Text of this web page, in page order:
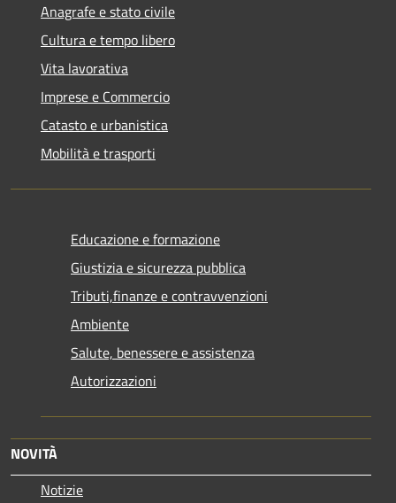
Anagrafe e stato civile
Cultura e tempo libero
Vita lavorativa
Imprese e Commercio
Catasto e urbanistica
Mobilità e trasporti
Educazione e formazione
Giustizia e sicurezza pubblica
Tributi,finanze e contravvenzioni
Ambiente
Salute, benessere e assistenza
Autorizzazioni
NOVITÀ
Notizie